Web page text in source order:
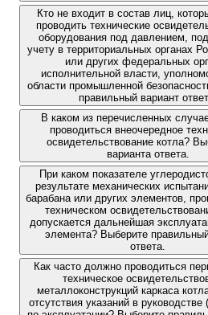
Кто не входит в состав лиц,
проводить технические
оборудования под давлением,
учету в территориальных органах
или других федеральных
исполнительной власти,
области промышленной
правильный вариант
В каком из перечисленных
проводиться внеочередное
освидетельствование котла?
варианта ответа.
При каком показателе
результате механических
барабана или других элементов,
техническом
допускается дальнейшая
элемента? Выберите
ответа.
Как часто должно проводиться
техническое
металлоконструкций каркаса
отсутствия указаний в руководстве